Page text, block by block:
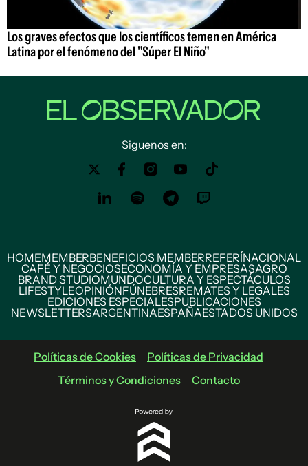
Los graves efectos que los científicos temen en América
Latina por el fenómeno del "Súper El Niño"
Siguenos en:
HOMEMEMBERBENEFICIOS MEMBERREFERÍNACIONAL
CAFÉ Y NEGOCIOSECONOMÍA Y EMPRESASAGRO
BRAND STUDIOMUNDOCULTURA Y ESPECTÁCULOS
LIFESTYLEOPINIÓNFÚNEBRESREMATES Y LEGALES
EDICIONES ESPECIALESPUBLICACIONES
NEWSLETTERSARGENTINAESPAÑAESTADOS UNIDOS
Políticas de Cookies
Políticas de Privacidad
Términos y Condiciones
Contacto